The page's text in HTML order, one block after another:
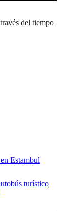
del tiempo
Estambul
turístico